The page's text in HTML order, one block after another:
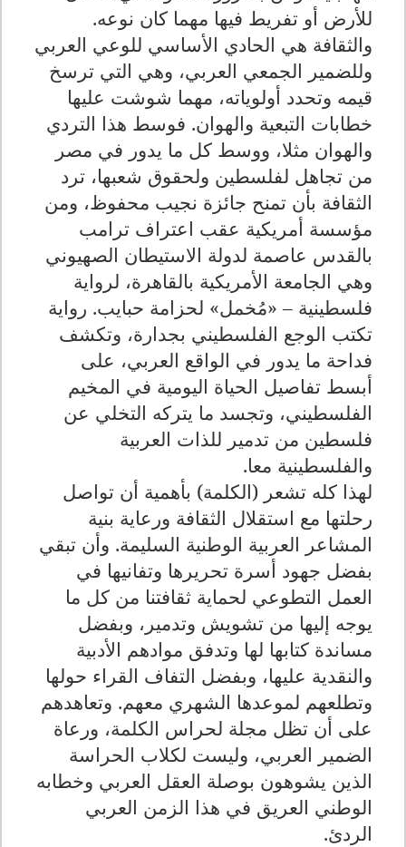
للأرض أو تفريط فيها مهما كان نوعه.
والثقافة هي الحادي الأساسي للوعي العربي
وللضمير الجمعي العربي، وهي التي ترسخ
قيمه وتحدد أولوياته، مهما شوشت عليها
خطابات التبعية والهوان. فوسط هذا التردي
والهوان مثلا، ووسط كل ما يدور في مصر
من تجاهل لفلسطين ولحقوق شعبها، ترد
الثقافة بأن تمنح جائزة نجيب محفوظ، ومن
مؤسسة أمريكية عقب اعتراف ترامب
بالقدس عاصمة لدولة الاستيطان الصهيوني
وهي الجامعة الأمريكية بالقاهرة، لرواية
فلسطينية – «مُخمل» لحزامة حبايب. رواية
تكتب الوجع الفلسطيني بجدارة، وتكشف
فداحة ما يدور في الواقع العربي، على
أبسط تفاصيل الحياة اليومية في المخيم
الفلسطيني، وتجسد ما يتركه التخلي عن
فلسطين من تدمير للذات العربية
والفلسطينية معا.
لهذا كله تشعر (الكلمة) بأهمية أن تواصل
رحلتها مع استقلال الثقافة ورعاية بنية
المشاعر العربية الوطنية السليمة. وأن تبقي
بفضل جهود أسرة تحريرها وتفانيها في
العمل التطوعي لحماية ثقافتنا من كل ما
يوجه إليها من تشويش وتدمير، وبفضل
مساندة كتابها لها وتدفق موادهم الأدبية
والنقدية عليها، وبفضل التفاف القراء حولها
وتطلعهم لموعدها الشهري معهم. وتعاهدهم
على أن تظل مجلة لحراس الكلمة، ورعاة
الضمير العربي، وليست لكلاب الحراسة
الذين يشوهون بوصلة العقل العربي وخطابه
الوطني العريق في هذا الزمن العربي
الردئ.